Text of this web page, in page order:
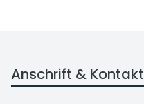
Anschrift & Kontakt